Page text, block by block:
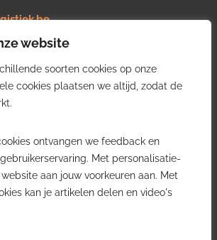
website
soorten cookies op onze
cookies plaatsen we altijd, zodat de
ontvangen we feedback en
Met personalisatie-
aan jouw voorkeuren aan. Met
kan je artikelen delen en video's
update
logistieke sector in uw inbox.
Ontvang je gratis
wekelijkse update